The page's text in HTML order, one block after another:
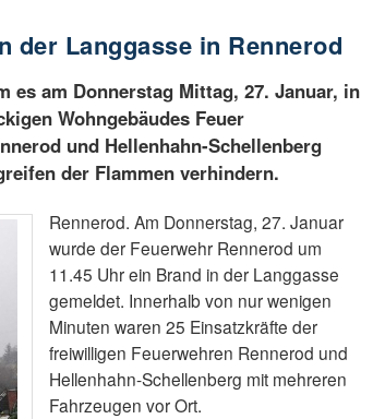
der Langgasse in Rennerod
es am Donnerstag Mittag, 27. Januar, in
Wohngebäudes Feuer
und Hellenhahn-Schellenberg
der Flammen verhindern.
Rennerod. Am Donnerstag, 27. Januar
wurde der Feuerwehr Rennerod um
11.45 Uhr ein Brand in der Langgasse
gemeldet. Innerhalb von nur wenigen
Minuten waren 25 Einsatzkräfte der
freiwilligen Feuerwehren Rennerod und
Hellenhahn-Schellenberg mit mehreren
Fahrzeugen vor Ort.